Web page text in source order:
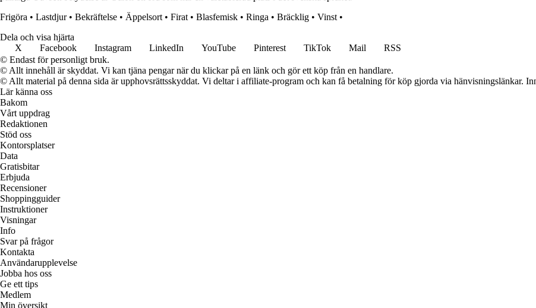
Frigöra • Lastdjur• Bekräftelse • Äppelsort • Firat • Blasfemisk • Ringa • Bräcklig • Vinst •
Dela och visa hjärta
X
Facebook Instagram LinkedIn YouTube Pinterest TikTok Mail
RSS
© Endast för personligt bruk.
© Allt innehåll är skyddat. Vi kan tjäna pengar när du klickar på en länk och gör ett köp från en handlare.
© Allt material på denna sida är upphovsrättsskyddat. Vi deltar i affiliate-program och kan få betalning för köp gjorda via hänvisningslänkar.
Lär känna oss
Bakom
Vårt uppdrag
Redaktionen
Stöd oss
Kontorsplatser
Data
Gratisbitar
Erbjuda
Recensioner
Shoppingguider
Instruktioner
Visningar
Info
Svar på frågor
Kontakta
Användarupplevelse
Jobba hos oss
Ge ett tips
Medlem
Min översikt